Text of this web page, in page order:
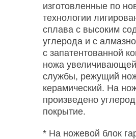
изготовленные по
технологии
сплава с высоким
углерода и с
c запатентованной
ножа
службы, режущий
керамический. На
произведено
покрытие.
* На ножевой блок